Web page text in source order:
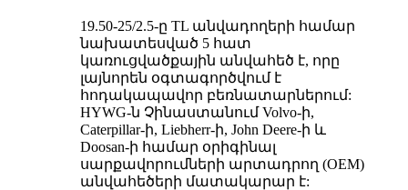
19.50-25/2.5-ը TL անվադողերի համար
նախատեսված 5 հատ
կառուցվածքային անվահեծ է, որը
լայնորեն օգտագործվում է
հոդակապավոր բեռնատարներում:
HYWG-ն Չինաստանում Volvo-ի,
Caterpillar-ի, Liebherr-ի, John Deere-ի և
Doosan-ի համար օրիգինալ
սարքավորումների արտադրող (OEM)
անվահեծերի մատակարար է: